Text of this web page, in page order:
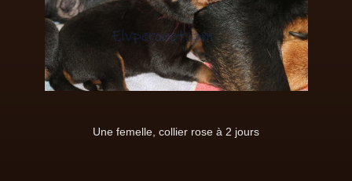
Une femelle, collier rose à 2 jours